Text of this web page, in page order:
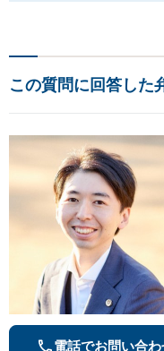
この質問に回答した
電話でお問い合わ